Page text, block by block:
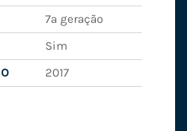
7ª geração
Sim
2017